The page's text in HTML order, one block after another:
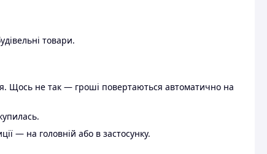
товари.
Щось не так — гроші повертаються автоматично на
— на головній або в застосунку.